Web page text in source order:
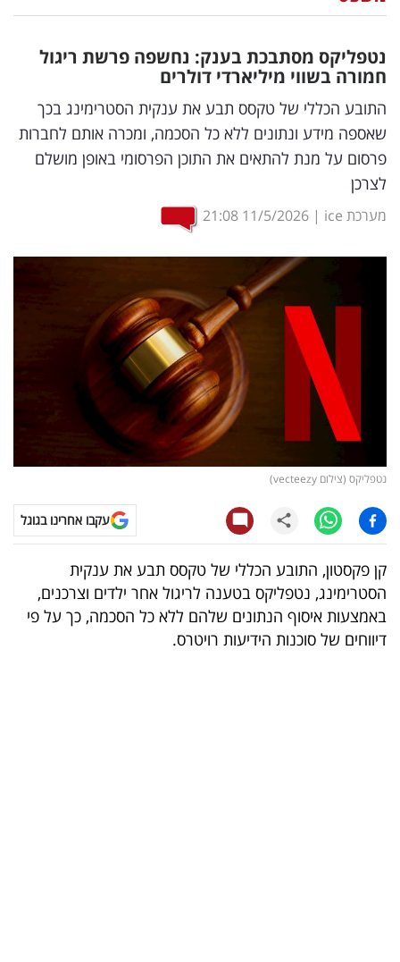
דיגיטל
וטק
שיווק
ופרסום
משפט
מדדים
רכילות
עסקית
קריפטו
ויראלי
טלוויזיה
עסקי
ספורט
קריירה
נטפליקס מסתבכת בענק: נחשפה פרשת ריגול
חמורה בשווי מיליארדי דולרים
התובע הכללי של טקסס תבע את ענקית הסטרימינג בכך
שאספה מידע ונתונים ללא כל הסכמה, ומכרה אותם לחברות
פרסום על מנת להתאים את התוכן הפרסומי באופן מושלם
לצרכן
מערכת ice |
11/5/2026
21:08
נטפליקס (צילום vecteezy)
עקבו אחרינו בגוגל
קן פקסטון, התובע הכללי של טקסס תבע את ענקית
הסטרימינג, נטפליקס בטענה לריגול אחר ילדים וצרכנים,
באמצעות איסוף הנתונים שלהם ללא כל הסכמה, כך על פי
דיווחים של סוכנות הידיעות רויטרס.